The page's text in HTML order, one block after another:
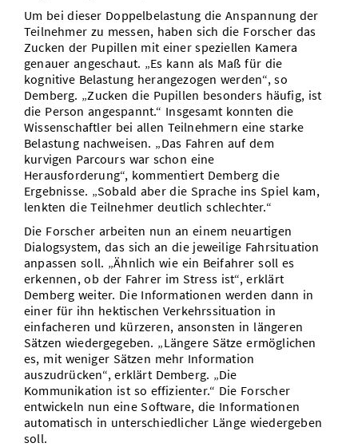
Um bei dieser Doppelbelastung die Anspannung der
Teilnehmer zu messen, haben sich die Forscher das
Zucken der Pupillen mit einer speziellen Kamera
genauer angeschaut. „Es kann als Maß für die
kognitive Belastung herangezogen werden“, so
Demberg. „Zucken die Pupillen besonders häufig, ist
die Person angespannt.“ Insgesamt konnten die
Wissenschaftler bei allen Teilnehmern eine starke
Belastung nachweisen. „Das Fahren auf dem
kurvigen Parcours war schon eine
Herausforderung“, kommentiert Demberg die
Ergebnisse. „Sobald aber die Sprache ins Spiel kam,
lenkten die Teilnehmer deutlich schlechter.“
Die Forscher arbeiten nun an einem neuartigen
Dialogsystem, das sich an die jeweilige Fahrsituation
anpassen soll. „Ähnlich wie ein Beifahrer soll es
erkennen, ob der Fahrer im Stress ist“, erklärt
Demberg weiter. Die Informationen werden dann in
einer für ihn hektischen Verkehrssituation in
einfacheren und kürzeren, ansonsten in längeren
Sätzen wiedergegeben. „Längere Sätze ermöglichen
es, mit weniger Sätzen mehr Information
auszudrücken“, erklärt Demberg. „Die
Kommunikation ist so effizienter.“ Die Forscher
entwickeln nun eine Software, die Informationen
automatisch in unterschiedlicher Länge wiedergeben
soll.